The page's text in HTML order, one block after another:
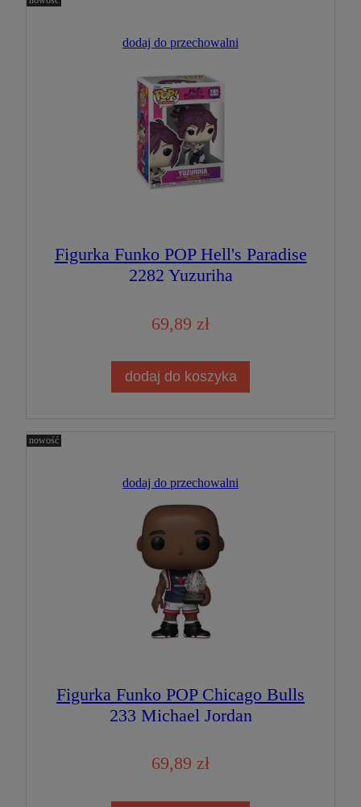
dodaj do przechowalni
Figurka Funko POP Hell's Paradise
2282 Yuzuriha
69,89 zł
dodaj do koszyka
dodaj do przechowalni
Figurka Funko POP Chicago Bulls
233 Michael Jordan
69,89 zł
nowość